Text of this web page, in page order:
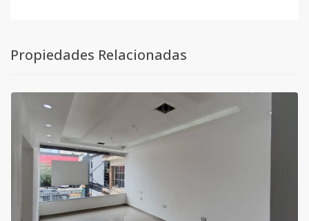
Propiedades Relacionadas